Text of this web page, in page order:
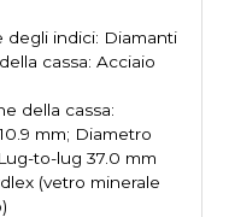
degli indici: Diamanti
cassa: Acciaio
della cassa:
mm; Diametro
to-lug 37.0 mm
(vetro minerale